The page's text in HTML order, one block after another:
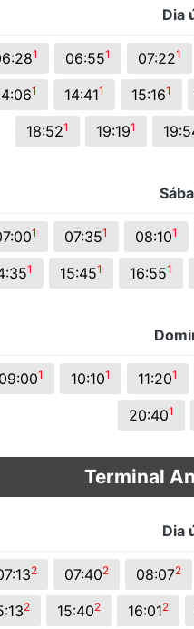
Dia
1 06:551 07:221
1 14:411 15:161
18:521 19:191
1 07:351 08:101
1 15:451 16:551
09:001 10:101 11:201
20:401
Terminal
Dia
2 07:402 08:072
2 15:402 16:012